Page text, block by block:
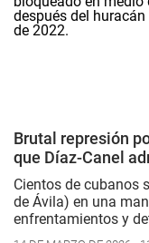
Brutal represión
que Díaz-Canel
Cientos de cubanos
de Ávila) en una
enfrentamientos y